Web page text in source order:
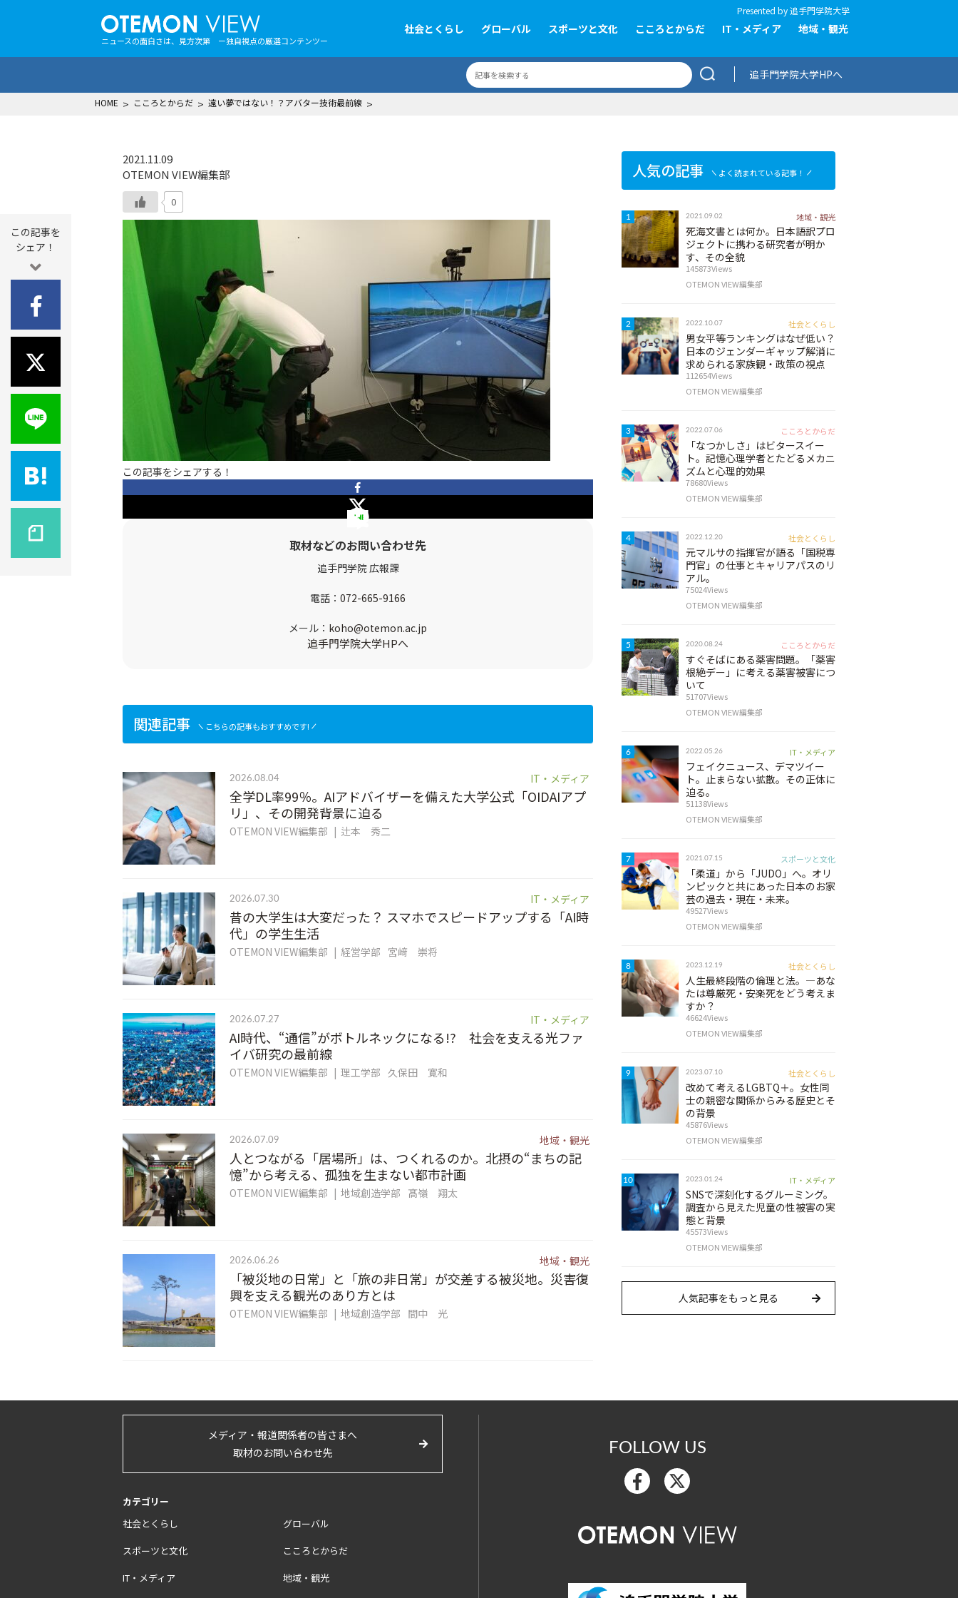
ニュースの面白さは、見方次第 ー独自視点の厳選コンテンツー
Presented by追手門学院大学
社会とくらし グローバル スポーツと文化 こころとからだ IT・メディア 地域・観光
追手門学院大学HPへ
HOME > こころとからだ > 遠い夢ではない！？アバター技術最前線 >
2021.11.09
OTEMON VIEW編集部
0
この記事をシェアする！
取材などのお問い合わせ先
追手門学院 広報課
電話： 072-665-9166
メール： koho@otemon.ac.jp
追手門学院大学HPへ
関連記事 こちらの記事もおすすめです!
2026.08.04 IT・メディア
全学DL率99％。AIアドバイザーを備えた大学公式「OIDAIアプ
リ」、その開発背景に迫る
OTEMON VIEW編集部 辻本 秀二
2026.07.30 IT・メディア
昔の大学生は大変だった？ スマホでスピードアップする「AI時
代」の学生生活
OTEMON VIEW編集部 経営学部 宮﨑 崇将
2026.07.27 IT・メディア
AI時代、“通信”がボトルネックになる!? 社会を支える光ファ
イバ研究の最前線
OTEMON VIEW編集部 理工学部 久保田 寛和
2026.07.09 地域・観光
人とつながる「居場所」は、つくれるのか。北摂の“まちの記
憶”から考える、孤独を生まない都市計画
OTEMON VIEW編集部 地域創造学部 髙嶺 翔太
2026.06.26 地域・観光
「被災地の日常」と「旅の非日常」が交差する被災地。災害復
興を支える観光のあり方とは
OTEMON VIEW編集部 地域創造学部 間中 光
人気の記事 よく読まれている記事！
1 2021.09.02 地域・観光
死海文書とは何か。日本語訳プロ
ジェクトに携わる研究者が明か
す、その全貌
145873Views
OTEMON VIEW編集部
2 2022.10.07 社会とくらし
男女平等ランキングはなぜ低い？
日本のジェンダーギャップ解消に
求められる家族観・政策の視点
112654Views
OTEMON VIEW編集部
3 2022.07.06 こころとからだ
「なつかしさ」はビタースイー
ト。記憶心理学者とたどるメカニ
ズムと心理的効果
78680Views
OTEMON VIEW編集部
4 2022.12.20 社会とくらし
元マルサの指揮官が語る「国税専
門官」の仕事とキャリアパスのリ
アル。
75024Views
OTEMON VIEW編集部
5 2020.08.24 こころとからだ
すぐそばにある薬害問題。「薬害
根絶デー」に考える薬害被害につ
いて
51707Views
OTEMON VIEW編集部
6 2022.05.26 IT・メディア
フェイクニュース、デマツイー
ト。止まらない拡散。その正体に
迫る。
51138Views
OTEMON VIEW編集部
7 2021.07.15 スポーツと文化
「柔道」から「JUDO」へ。オリ
ンピックと共にあった日本のお家
芸の過去・現在・未来。
49527Views
OTEMON VIEW編集部
8 2023.12.19 社会とくらし
人生最終段階の倫理と法。―あな
たは尊厳死・安楽死をどう考えま
すか？
46624Views
OTEMON VIEW編集部
9 2023.07.10 社会とくらし
改めて考えるLGBTQ＋。女性同
士の親密な関係からみる歴史とそ
の背景
45876Views
OTEMON VIEW編集部
10 2023.01.24 IT・メディア
SNSで深刻化するグルーミング。
調査から見えた児童の性被害の実
態と背景
45573Views
OTEMON VIEW編集部
人気記事をもっと見る
この記事を
シェア！
メディア・報道関係者の皆さまへ
取材のお問い合わせ先
カテゴリー
社会とくらし
グローバル
スポーツと文化
こころとからだ
IT・メディア
地域・観光
FOLLOW US